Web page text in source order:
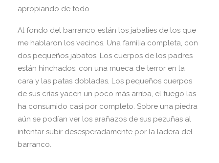
apropiando de todo.
Al fondo del barranco están los jabalíes de los que
me hablaron los vecinos. Una familia completa, con
dos pequeños jabatos. Los cuerpos de los padres
están hinchados, con una mueca de terror en la
cara y las patas dobladas. Los pequeños cuerpos
de sus crías yacen un poco más arriba, el fuego las
ha consumido casi por completo. Sobre una piedra
aún se podían ver los arañazos de sus pezuñas al
intentar subir desesperadamente por la ladera del
barranco.